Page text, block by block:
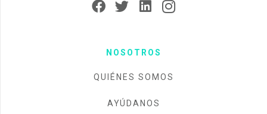
NOSOTROS
QUIÉNES SOMOS
AYÚDANOS